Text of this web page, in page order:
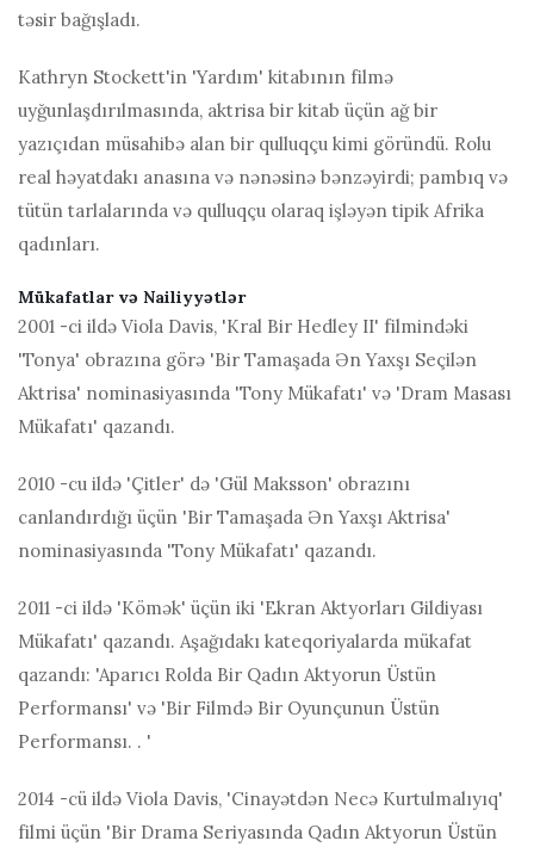
təsir bağışladı.
Kathryn Stockett'in 'Yardım' kitabının filmə
uyğunlaşdırılmasında, aktrisa bir kitab üçün ağ bir
yazıçıdan müsahibə alan bir qulluqçu kimi göründü. Rolu
real həyatdakı anasına və nənəsinə bənzəyirdi; pambıq və
tütün tarlalarında və qulluqçu olaraq işləyən tipik Afrika
qadınları.
Mükafatlar və Nailiyyətlər
2001 -ci ildə Viola Davis, 'Kral Bir Hedley II' filmindəki
'Tonya' obrazına görə 'Bir Tamaşada Ən Yaxşı Seçilən
Aktrisa' nominasiyasında 'Tony Mükafatı' və 'Dram Masası
Mükafatı' qazandı.
2010 -cu ildə 'Çitler' də 'Gül Maksson' obrazını
canlandırdığı üçün 'Bir Tamaşada Ən Yaxşı Aktrisa'
nominasiyasında 'Tony Mükafatı' qazandı.
2011 -ci ildə 'Kömək' üçün iki 'Ekran Aktyorları Gildiyası
Mükafatı' qazandı. Aşağıdakı kateqoriyalarda mükafat
qazandı: 'Aparıcı Rolda Bir Qadın Aktyorun Üstün
Performansı' və 'Bir Filmdə Bir Oyunçunun Üstün
Performansı. . '
2014 -cü ildə Viola Davis, 'Cinayətdən Necə Kurtulmalıyıq'
filmi üçün 'Bir Drama Seriyasında Qadın Aktyorun Üstün